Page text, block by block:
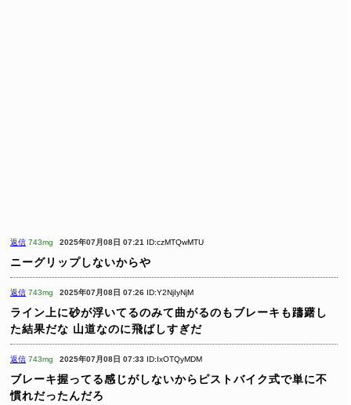
返信 743mg 2025年07月08日 07:21 ID:czMTQwMTU
ニーグリップしないからや
返信 743mg 2025年07月08日 07:26 ID:Y2NjIyNjM
ライン上に砂が浮いてるのみて曲がるのもブレーキも躊躇し
た結果だな 山道なのに飛ばしすぎだ
返信 743mg 2025年07月08日 07:33 ID:IxOTQyMDM
ブレーキ握ってる感じがしないからピストバイク式で単に不
慣れだったんだろ